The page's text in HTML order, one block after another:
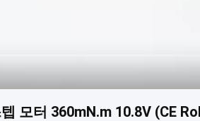
모터 360mN.m 10.8V (CE